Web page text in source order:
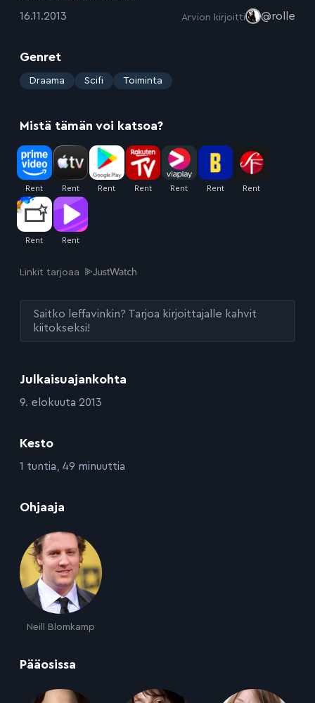
Julkaisuajankohta
:9. elokuuta 2013
Kesto
:1 tuntia, 49 minuuttia
Ohjaaja
Neill Blomkamp
Pääosissa
:16.11.2013 Arvion kirjoitti @rolle
Genret
: Draama Scifi Toiminta
Mistä tämän voi katsoa?
Linkit tarjoaa
Saitko leffavinkin? Tarjoa kirjoittajalle kahvit
kiitokseksi!